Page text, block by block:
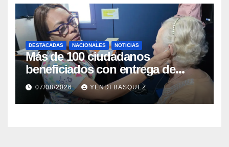
DESTACADAS NACIONALES NOTICIAS
Más de 100 ciudadanos
beneficiados con entrega de
prótesis auditivas en el Centro de
Rehabilitación J.J. Arvelo
07/08/2026 YENDI BASQUEZ